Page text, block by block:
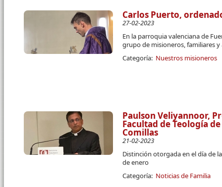
Carlos Puerto,
27-02-2023
En la parroquia valenciana de
grupo de misioneros, familiares
Categoría: Nuestros misioneros
Paulson Veliyannoor,
Facultad de Teología
Comillas
21-02-2023
Distinción otorgada en el día de
de enero
Categoría: Noticias de Familia